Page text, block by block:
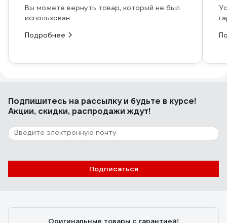
Вы можете вернуть товар, который не был
использован
Подробнее
Подпишитесь на рассылкуи будьте в курсе!
Акции, скидки, распродажи ждут!
Подписаться
Оригинальные товары с гарантией!